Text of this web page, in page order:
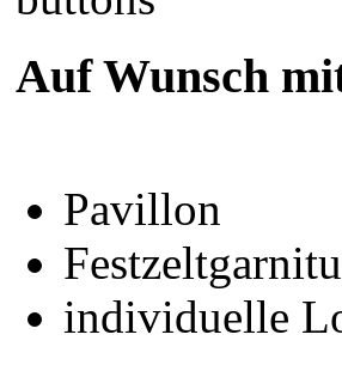
Auf Wunsch
Pavillon
individuelle